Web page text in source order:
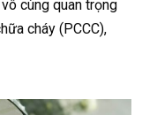
cùng quan trọng
cháy (PCCC),